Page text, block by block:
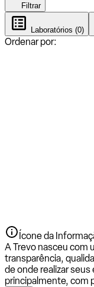
Filtrar
Laboratórios (0)
Ordenar por:
Ícone da
A Trevo nasceu com
transparência,
de onde realizar
principalmente, com